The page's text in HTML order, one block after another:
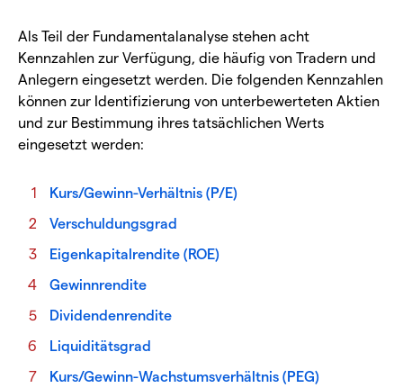
Als Teil der Fundamentalanalyse stehen acht
Kennzahlen zur Verfügung, die häufig von Tradern und
Anlegern eingesetzt werden. Die folgenden Kennzahlen
können zur Identifizierung von unterbewerteten Aktien
und zur Bestimmung ihres tatsächlichen Werts
eingesetzt werden:
Kurs/Gewinn-Verhältnis (P/E)
Verschuldungsgrad
Eigenkapitalrendite (ROE)
Gewinnrendite
Dividendenrendite
Liquiditätsgrad
Kurs/Gewinn-Wachstumsverhältnis (PEG)